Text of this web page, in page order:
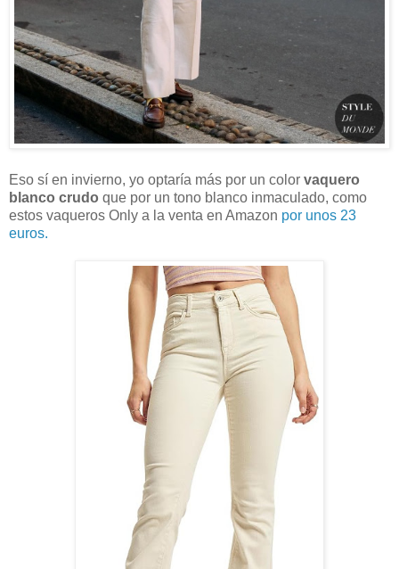
Eso sí en invierno, yo optaría más por un color vaquero
blanco crudo que por un tono blanco inmaculado, como
estos vaqueros Only a la venta en Amazon por unos 23
euros.